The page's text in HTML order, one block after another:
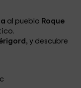
al pueblo Roque
y descubre